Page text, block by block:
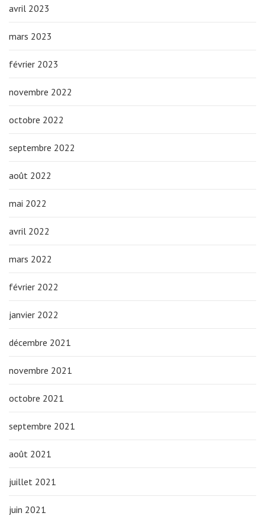
avril 2023
mars 2023
février 2023
novembre 2022
octobre 2022
septembre 2022
août 2022
mai 2022
avril 2022
mars 2022
février 2022
janvier 2022
décembre 2021
novembre 2021
octobre 2021
septembre 2021
août 2021
juillet 2021
juin 2021